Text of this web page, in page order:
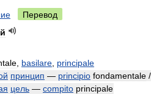
Перевод
basilare principale
принцип — principio fondamentale /
цель — compito principale